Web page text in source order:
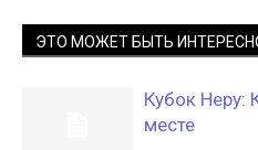
ЭТО МОЖЕТ БЫТЬ
Кубок Неру:
месте